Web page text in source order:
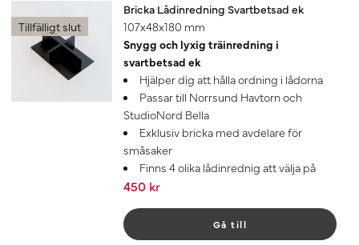
Tillfälligt slut
Bricka Lådinredning Svartbetsad ek
107x48x180 mm
Snygg och lyxig träinredning i
svartbetsad ek
Hjälper dig att hålla ordning i lådorna
Passar till Norrsund Havtorn och
StudioNord Bella
Exklusiv bricka med avdelare för
småsaker
Finns 4 olika lådinrednig att välja på
450 kr
Gå till